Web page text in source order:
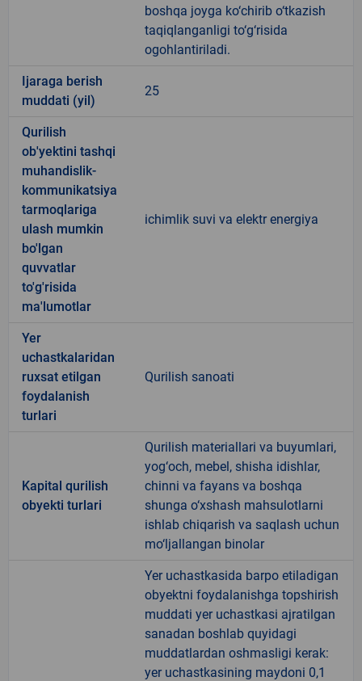
boshqa joyga ko‘chirib o‘tkazish
taqiqlanganligi to‘g‘risida
ogohlantiriladi.
Ijaraga berish
muddati (yil)
25
Qurilish
ob'yektini tashqi
muhandislik-
kommunikatsiya
tarmoqlariga
ulash mumkin
bo'lgan
quvvatlar
to'g'risida
ma'lumotlar
ichimlik suvi va elektr energiya
Yer
uchastkalaridan
ruxsat etilgan
foydalanish
turlari
Qurilish sanoati
Kapital qurilish
obyekti turlari
Qurilish materiallari va buyumlari,
yog‘och, mebel, shisha idishlar,
chinni va fayans va boshqa
shunga o‘xshash mahsulotlarni
ishlab chiqarish va saqlash uchun
mo‘ljallangan binolar
Yer uchastkasida barpo etiladigan
obyektni foydalanishga topshirish
muddati yer uchastkasi ajratilgan
sanadan boshlab quyidagi
muddatlardan oshmasligi kerak:
yer uchastkasining maydoni 0,1